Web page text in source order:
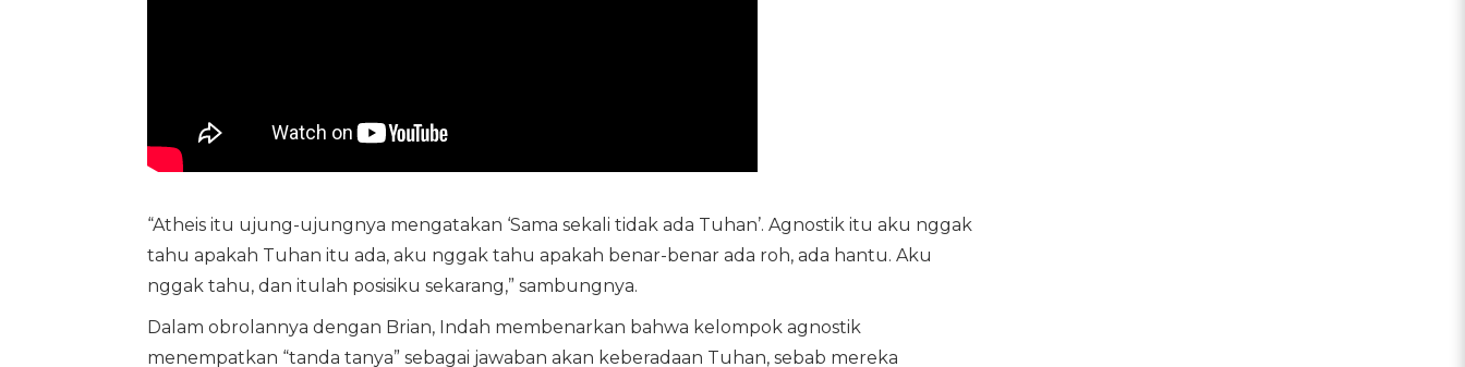
“Atheis itu ujung-ujungnya mengatakan ‘Sama sekali tidak ada Tuhan’. Agnostik itu aku nggak
tahu apakah Tuhan itu ada, aku nggak tahu apakah benar-benar ada roh, ada hantu. Aku
nggak tahu, dan itulah posisiku sekarang,” sambungnya.
Dalam obrolannya dengan Brian, Indah membenarkan bahwa kelompok agnostik
menempatkan “tanda tanya” sebagai jawaban akan keberadaan Tuhan, sebab mereka